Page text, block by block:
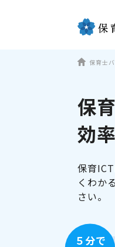
保育士
保
効
保育
くわか
さい。
５分で